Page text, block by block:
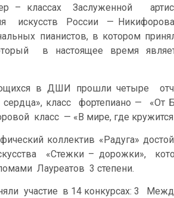
– классах Заслуженной
искусств России —
пианистов, в котором
в настоящее время
в ДШИ прошли четыре
сердца», класс фортепиано —
класс — «В мире, где
коллектив «Радуга»
«Стежки – дорожки»,
Лауреатов 3 степени.
участие в 14 конкурсах: 3